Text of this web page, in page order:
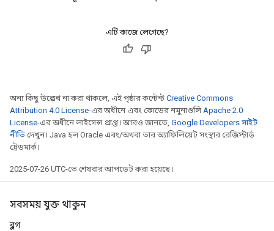
এটি কাজে লেগেছে?
অন্য কিছু উল্লেখ না করা থাকলে, এই পৃষ্ঠার কন্টেন্ট Creative Commons
Attribution 4.0 License-এর অধীনে এবং কোডের নমুনাগুলি Apache 2.0
License-এর অধীনে লাইসেন্স প্রাপ্ত। আরও জানতে, Google Developers সাইট
নীতি দেখুন। Java হল Oracle এবং/অথবা তার অ্যাফিলিয়েট সংস্থার রেজিস্টার্ড
ট্রেডমার্ক।
2025-07-26 UTC-তে শেষবার আপডেট করা হয়েছে।
সবসময় যুক্ত থাকুন
ব্লগ